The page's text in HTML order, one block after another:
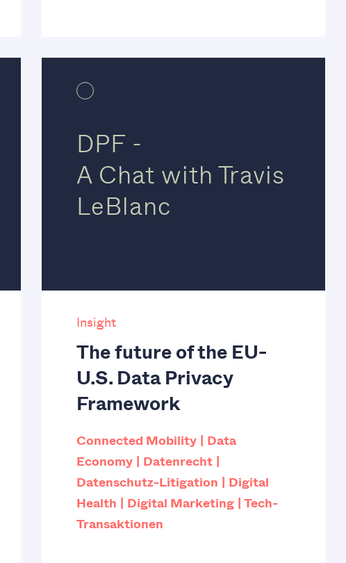
DPF -
A Chat with Travis
LeBlanc
Insight
The future of the EU-
U.S. Data Privacy
Framework
Connected Mobility
Data
Economy
Datenrecht
Datenschutz-Litigation
Digital
Health
Digital Marketing
Tech-
Transaktionen